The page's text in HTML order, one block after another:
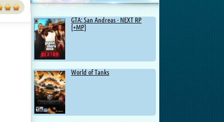
GTA: San Andreas - NEXT RP
[+MP]
World of Tanks